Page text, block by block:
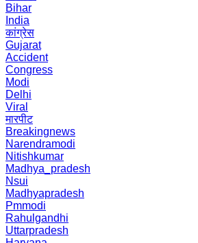
Bihar
India
कांग्रेस
Gujarat
Accident
Congress
Modi
Delhi
Viral
मारपीट
Breakingnews
Narendramodi
Nitishkumar
Madhya_pradesh
Nsui
Madhyapradesh
Pmmodi
Rahulgandhi
Uttarpradesh